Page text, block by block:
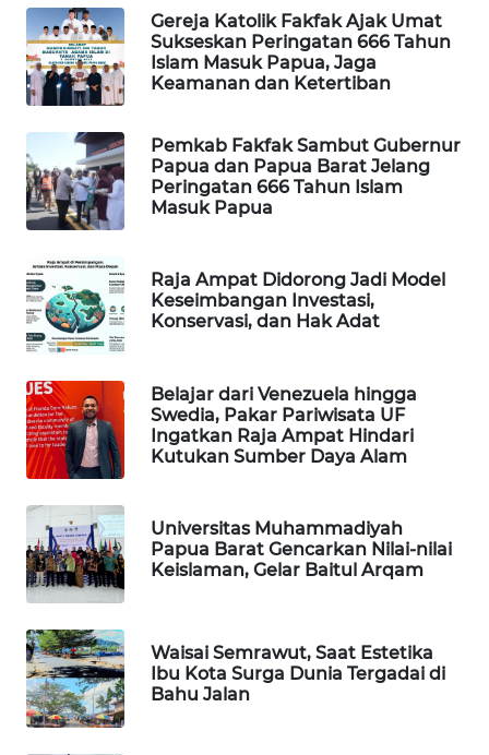
Gereja Katolik Fakfak Ajak Umat
Sukseskan Peringatan 666 Tahun
Islam Masuk Papua, Jaga
Keamanan dan Ketertiban
Pemkab Fakfak Sambut Gubernur
Papua dan Papua Barat Jelang
Peringatan 666 Tahun Islam
Masuk Papua
Raja Ampat Didorong Jadi Model
Keseimbangan Investasi,
Konservasi, dan Hak Adat
Belajar dari Venezuela hingga
Swedia, Pakar Pariwisata UF
Ingatkan Raja Ampat Hindari
Kutukan Sumber Daya Alam
Universitas Muhammadiyah
Papua Barat Gencarkan Nilai-nilai
Keislaman, Gelar Baitul Arqam
Waisai Semrawut, Saat Estetika
Ibu Kota Surga Dunia Tergadai di
Bahu Jalan
PORTAL
KONSUMEN
ALPERKLINAS
FORJASIDA
TAMBANG
NEWS
NEWS
SIDIKALANG
NEWS
SIBARAGAS
NEWS
SIANTAR
NEWS
METRO